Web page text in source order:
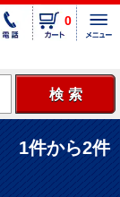
0
1件から2件